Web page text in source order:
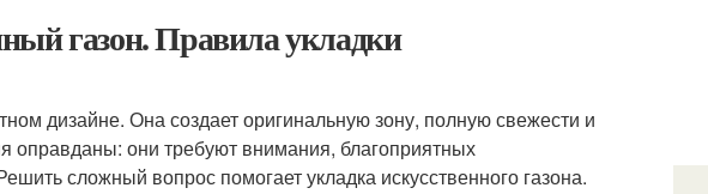
газон. Правила укладки
дизайне. Она создает оригинальную зону, полную свежести и
оправданы: они требуют внимания, благоприятных
сложный вопрос помогает укладка искусственного газона.